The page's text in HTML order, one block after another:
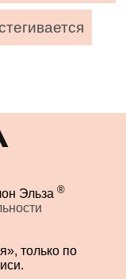
Эльза ®
только по